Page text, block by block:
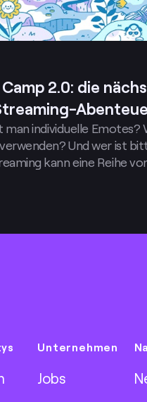
2.0: die
individuelle Emotes?
Und wer ist
kann eine Reihe
Unternehmen
Jobs